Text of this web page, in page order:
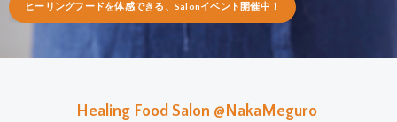
ヒーリングフードを体感できる、Salonイベント開催中！
Healing Food Salon @NakaMeguro